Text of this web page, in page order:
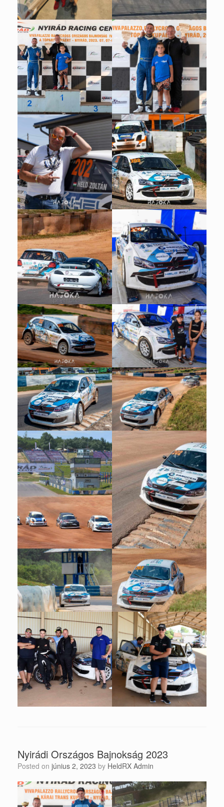
Nyirádi Országos Bajnokság 2023
Posted on június 2, 2023 by HeldRX Admin